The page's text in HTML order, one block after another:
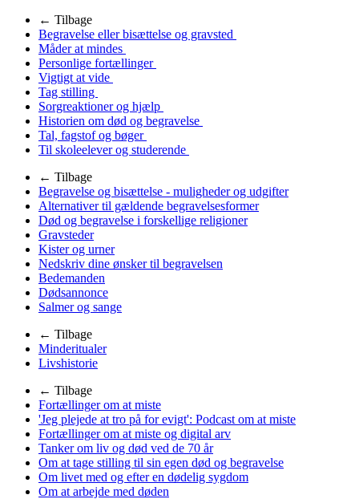
← Tilbage
Begravelse eller bisættelse og gravsted
Måder at mindes
Personlige fortællinger
Vigtigt at vide
Tag stilling
Sorgreaktioner og hjælp
Historien om død og begravelse
Tal, fagstof og bøger
Til skoleelever og studerende
← Tilbage
Begravelse og bisættelse - muligheder og udgifter
Alternativer til gældende begravelsesformer
Død og begravelse i forskellige religioner
Gravsteder
Kister og urner
Nedskriv dine ønsker til begravelsen
Bedemanden
Dødsannonce
Salmer og sange
← Tilbage
Minderitualer
Livshistorie
← Tilbage
Fortællinger om at miste
'Jeg plejede at tro på for evigt': Podcast om at miste
Fortællinger om at miste og digital arv
Tanker om liv og død ved de 70 år
Om at tage stilling til sin egen død og begravelse
Om livet med og efter en dødelig sygdom
Om at arbejde med døden